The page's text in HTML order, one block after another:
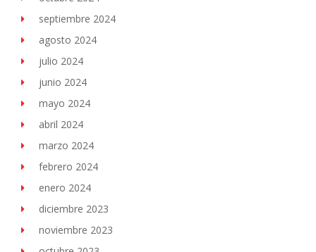
septiembre 2024
agosto 2024
julio 2024
junio 2024
mayo 2024
abril 2024
marzo 2024
febrero 2024
enero 2024
diciembre 2023
noviembre 2023